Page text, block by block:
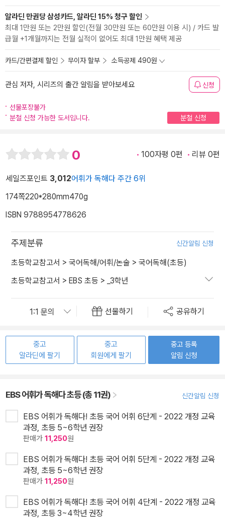
알라딘 만권당 삼성카드, 알라딘 15% 청구 할인
최대 1만원 또는 2만원 할인(전월 30만원 또는 60만원 이용 시) / 카드 발
급월 +1개월까지는 전월 실적이 없어도 최대 1만원 혜택 제공
카드/간편결제 할인 무이자 할부 소득공제 490원
관심 저자, 시리즈의 출간 알림을 받아보세요 신청
선물포장불가
분철 신청 가능한 도서입니다.
분철 신청
0 100자평 0편 리뷰 0편
세일즈포인트 3,012어휘가 독해다 주간 6위
174쪽220*280mm470g
ISBN 9788954778626
주제분류 신간알림 신청
초등학교참고서 > 국어독해/어휘/논술 > 국어독해(초등)
초등학교참고서 > EBS 초등 > _3학년
선물하기 공유하기
중고
알라딘에 팔기
중고
회원에게 팔기
중고 등록
알림 신청
EBS 어휘가 독해다 초등 (총 11권) 신간알림 신청
EBS 어휘가 독해다! 초등 국어 어휘 6단계 - 2022 개정 교육
과정, 초등 5~6학년 권장
판매가 11,250원
EBS 어휘가 독해다! 초등 국어 어휘 5단계 - 2022 개정 교육
과정, 초등 5~6학년 권장
판매가 11,250원
EBS 어휘가 독해다! 초등 국어 어휘 4단계 - 2022 개정 교육
과정, 초등 3~4학년 권장